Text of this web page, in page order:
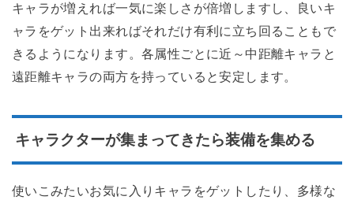
キャラが増えれば一気に楽しさが倍増しますし、良いキ
ャラをゲット出来ればそれだけ有利に立ち回ることもで
きるようになります。各属性ごとに近～中距離キャラと
遠距離キャラの両方を持っていると安定します。
キャラクターが集まってきたら装備を集める
使いこみたいお気に入りキャラをゲットしたり、多様な